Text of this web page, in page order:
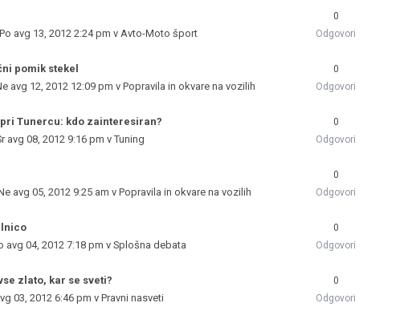
Po avg 13, 2012 2:24 pm v Avto-Moto šport
0
Odgovori
pomik stekel
avg 12, 2012 12:09 pm v Popravila in okvare na vozilih
0
Odgovori
Tunercu: kdo zainteresiran?
avg 08, 2012 9:16 pm vTuning
0
Odgovori
avg 05, 2012 9:25 am vPopravila in okvare na vozilih
0
Odgovori
avg 04, 2012 7:18 pm v Splošna debata
0
Odgovori
zlato, kar se sveti?
03, 2012 6:46 pm v Pravni nasveti
0
Odgovori